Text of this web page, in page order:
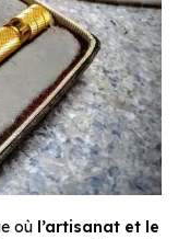
où l’artisanat et le